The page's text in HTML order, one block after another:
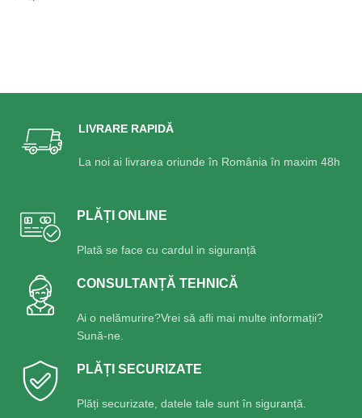
LIVRARE RAPIDĂ
La noi ai livrarea oriunde în România în maxim 48h
PLĂȚI ONLINE
Plată se face cu cardul in siguranță
CONSULTANȚĂ TEHNICĂ
Ai o nelămurire?Vrei să afli mai multe informații?
Sună-ne.
PLĂȚI SECURIZATE
Plăți securizate, datele tale sunt în siguranță.